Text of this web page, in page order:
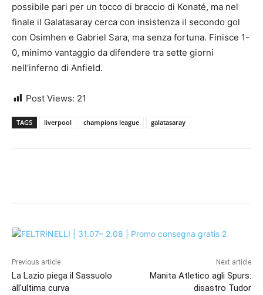
possibile pari per un tocco di braccio di Konaté, ma nel
finale il Galatasaray cerca con insistenza il secondo gol
con Osimhen e Gabriel Sara, ma senza fortuna. Finisce 1-
0, minimo vantaggio da difendere tra sette giorni
nell’inferno di Anfield.
Post Views: 21
TAGS liverpool champions league galatasaray
Previous article
La Lazio piega il Sassuolo
all’ultima curva
Next article
Manita Atletico agli Spurs:
disastro Tudor